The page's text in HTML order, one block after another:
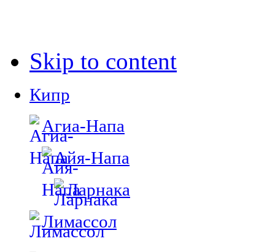
Skip to content
Кипр
Агиа-Напа
Айя-Напа
Ларнака
Лимассол